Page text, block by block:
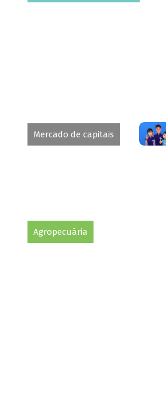
Mercado de capitais
Agropecuária